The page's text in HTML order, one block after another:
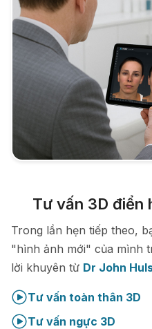
Tư vấn 3D điển
Trong lần hẹn tiếp theo,
"hình ảnh mới" của mình
lời khuyên từ Dr John
Tư vấn toàn thân 3D
Tư vấn ngực 3D